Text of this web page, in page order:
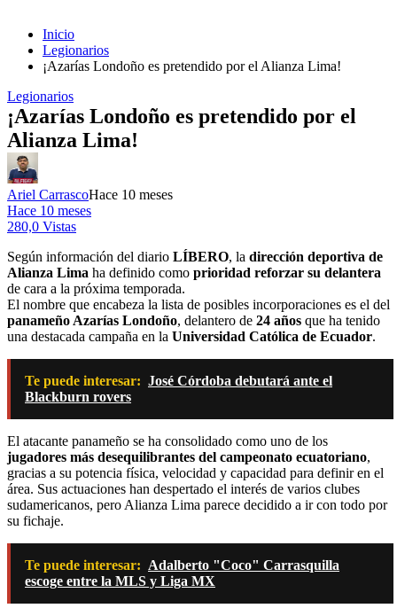
Inicio
Legionarios
¡Azarías Londoño es pretendido por el Alianza Lima!
Legionarios
¡Azarías Londoño es pretendido por el
Alianza Lima!
Ariel CarrascoHace 10 meses
Hace 10 meses
280,0 Vistas
Según información del diario LÍBERO, la dirección deportiva de
Alianza Lima ha definido como prioridad reforzar su delantera
de cara a la próxima temporada.
El nombre que encabeza la lista de posibles incorporaciones es el del
panameño Azarías Londoño, delantero de 24 años que ha tenido
una destacada campaña en la Universidad Católica de Ecuador.
Te puede interesar: José Córdoba debutará ante el
Blackburn rovers
El atacante panameño se ha consolidado como uno de los
jugadores más desequilibrantes del campeonato ecuatoriano,
gracias a su potencia física, velocidad y capacidad para definir en el
área. Sus actuaciones han despertado el interés de varios clubes
sudamericanos, pero Alianza Lima parece decidido a ir con todo por
su fichaje.
Te puede interesar: Adalberto "Coco" Carrasquilla
escoge entre la MLS y Liga MX